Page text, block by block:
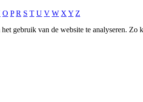
O P R S T U V W X Y Z
gebruik van de website te analyseren. Zo